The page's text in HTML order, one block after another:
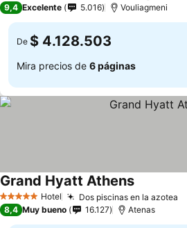
9,4 Excelente 5.016 Vouliagmeni
De $ 4.128.503
Mira precios de 6 páginas
5 Estrellas Hotel Dos piscinas en la azotea
Grand Hyatt AthensVer precios
8,4 Muy bueno 16.127 Atenas